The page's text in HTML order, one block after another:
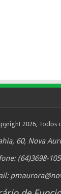
2026, Todos
60, Nova
(64)3698-